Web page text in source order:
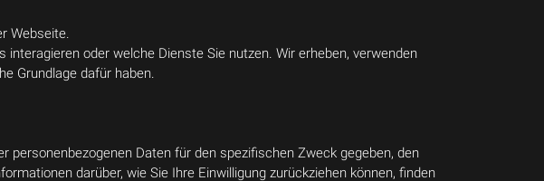
Webseite.
oder welche Dienste Sie nutzen. Wir erheben, verwenden
Grundlage dafür haben.
personenbezogenen Daten für den spezifischen Zweck gegeben, den
darüber, wie Sie Ihre Einwilligung zurückziehen können, finden